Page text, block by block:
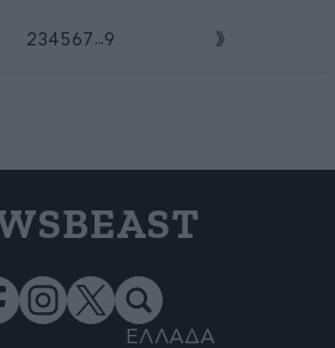
234 5 6 7 ...9
ΕΛΛΑΔΑ